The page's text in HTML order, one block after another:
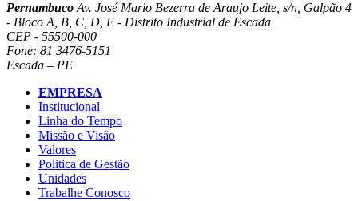
Pernambuco Av. José Mario Bezerra de Araujo Leite, s/n, Galpão 4
- Bloco A, B, C, D, E - Distrito Industrial de Escada
CEP - 55500-000
Fone: 81 3476-5151
Escada – PE
EMPRESA
Institucional
Linha do Tempo
Missão e Visão
Valores
Politica de Gestão
Unidades
Trabalhe Conosco